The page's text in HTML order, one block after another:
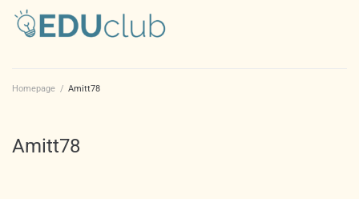
Homepage / Amitt78
Amitt78